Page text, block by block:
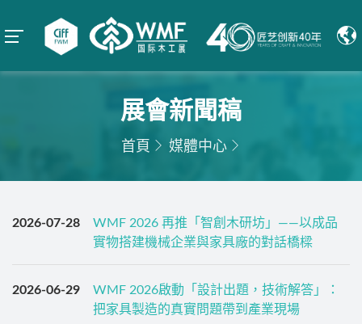
展會新聞稿
首頁 媒體中心
2026-07-28
WMF 2026 再推「智創木研坊」——以成品
實物搭建機械企業與家具廠的對話橋樑
2026-06-29
WMF 2026啟動「設計出題，技術解答」：
把家具製造的真實問題帶到產業現場